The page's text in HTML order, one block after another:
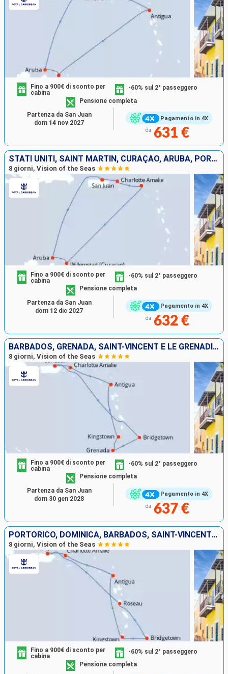
Pagamento in 4X
Fino a 900€ di sconto per
cabina
-60% sul 2° passeggero
Pensione completa
da 631 €
Partenza da San Juan
dom 14 nov 2027
STATI UNITI, SAINT MARTIN, CURAÇAO, ARUBA, PORTORICO
8 giorni, Vision of the Seas
Pagamento in 4X
Fino a 900€ di sconto per
cabina
-60% sul 2° passeggero
Pensione completa
da 632 €
Partenza da San Juan
dom 12 dic 2027
BARBADOS, GRENADA, SAINT-VINCENT E LE GRENADINE, ANTIGUA E BARBUDA, STATI UNITI, PORTORICO
8 giorni, Vision of the Seas
Pagamento in 4X
Fino a 900€ di sconto per
cabina
-60% sul 2° passeggero
Pensione completa
da 637 €
Partenza da San Juan
dom 30 gen 2028
PORTORICO, DOMINICA, BARBADOS, SAINT-VINCENT E LE GRENADINE, ANTIGUA E BARBUDA, STATI UNITI
8 giorni, Vision of the Seas
Fino a 900€ di sconto per
cabina
-60% sul 2° passeggero
Pensione completa